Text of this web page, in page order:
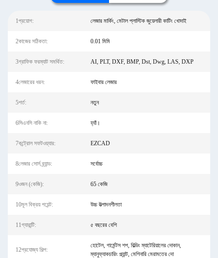
1প্রয়োগ: লেজার মার্কিং, মেটাল প্লাস্টিক জুয়েলারী কাটিং খোদাই
2কাজের সঠিকতা: 0.01 মিমি
3গ্রাফিক ফরম্যাট সমর্থিত: AI, PLT, DXF, BMP, Dst, Dwg, LAS, DXP
4লেজারের ধরন: ফাইবার লেজার
5শর্ত: নতুন
6সিএনসি নাকি না: হ্যাঁ।
7কন্ট্রোল সফটওয়্যার: EZCAD
8লেজার সোর্স ব্র্যান্ড: সর্বোচ্চ
9ওজন (কেজি): 65 কেজি
10মূল বিক্রয় পয়েন্ট: উচ্চ উত্পাদনশীলতা
11গ্যারান্টি: ৫ বছরের বেশি
12প্রযোজ্য শিল্প:
হোটেল, গার্মেন্টস শপ, বিল্ডিং ম্যাটেরিয়ালের দোকান,
ম্যানুফ্যাকচারিং প্ল্যান্ট, মেশিনারি মেরামতের দো